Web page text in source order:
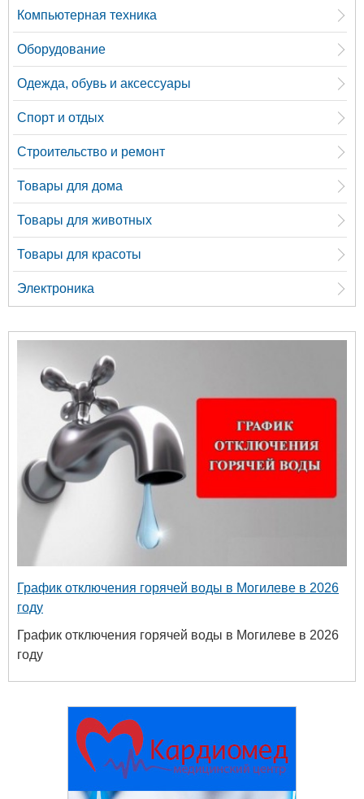
Компьютерная техника
Оборудование
Одежда, обувь и аксессуары
Спорт и отдых
Строительство и ремонт
Товары для дома
Товары для животных
Товары для красоты
Электроника
График отключения горячей воды в Могилеве в 2026
году
График отключения горячей воды в Могилеве в 2026
году